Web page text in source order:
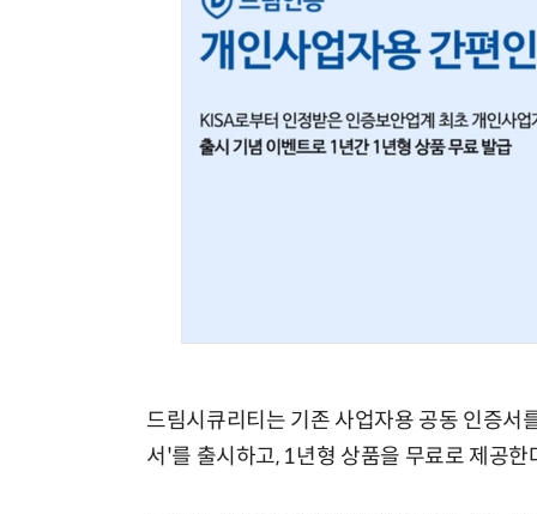
드림시큐리티는 기존 사업자용 공동 인증
서'를 출시하고, 1년형 상품을 무료로 제공한
체계화 된 데이터가 곧 AI 시대의 경쟁력이다